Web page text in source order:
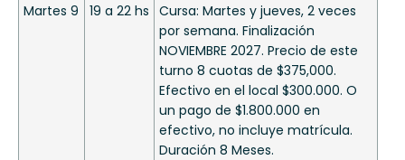
Martes 9 19 a 22 hs Cursa: Martes y jueves, 2 veces
por semana. Finalización
NOVIEMBRE 2027. Precio de este
turno 8 cuotas de $375,000.
Efectivo en el local $300.000. O
un pago de $1.800.000 en
efectivo, no incluye matrícula.
Duración 8 Meses.